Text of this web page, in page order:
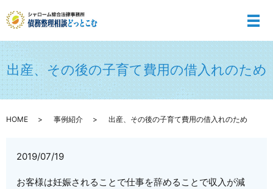
メ
出産、その後の子育て費用の借入れのため
HOME 事例紹介 出産、その後の子育て費用の借入れのため
2019/07/19
お客様は妊娠されることで仕事を辞めることで収入が減